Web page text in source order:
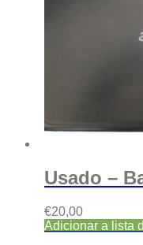
Usado –
€20,00
Adicionar a lista